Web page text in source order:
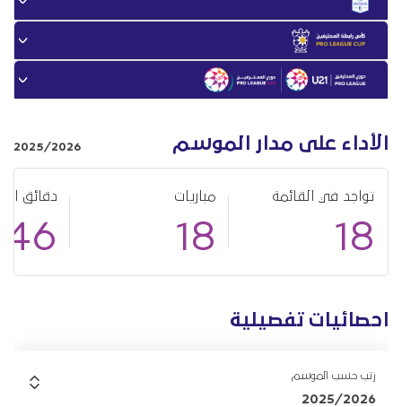
الأداء على مدار الموسم 2025/2026
تواجد في القائمة
18
مباريات
18
دقائق
احصائيات تفصيلية
رتب حسب الموسم
2025/2026